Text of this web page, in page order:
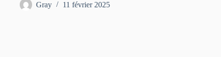
Gray 11 février 2025